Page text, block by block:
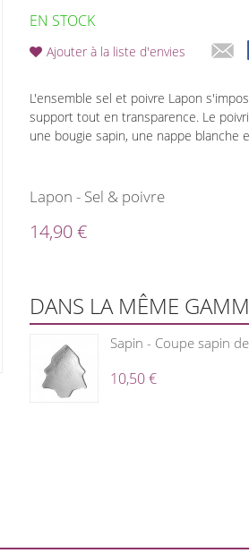
EN STOCK
Ajouter à la liste d'envies
L'ensemble sel et poivre Lapon
support tout en transparence. Le
une bougie sapin, une nappe blanche
Lapon - Sel & poivre
14,90 €
DANS LA MÊME
Sapin - Coupe sapin
10,50 €